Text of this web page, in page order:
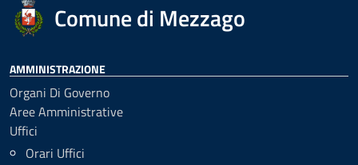
Comune di Mezzago
AMMINISTRAZIONE
Organi Di Governo
Aree Amministrative
Uffici
Orari Uffici